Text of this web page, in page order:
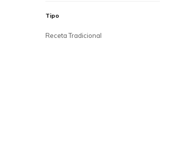
Tipo
Receta Tradicional